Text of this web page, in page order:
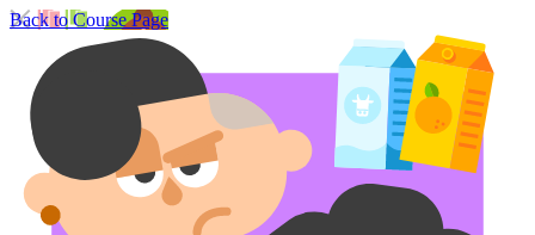
Back to Course Page